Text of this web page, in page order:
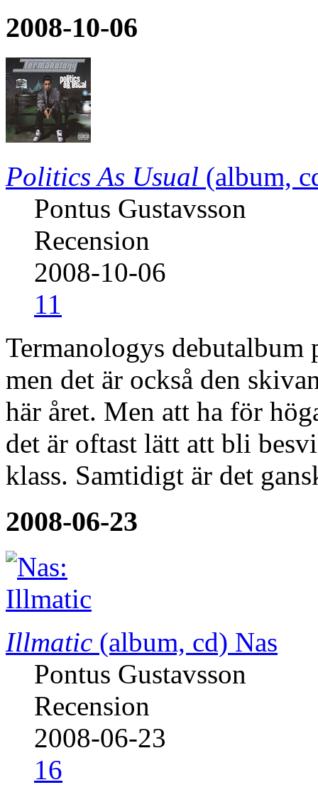
2008-10-06
Politics As Usual (album,
Pontus Gustavsson
Recension
2008-10-06
11
Termanologys debutalbum
men det är också den
här året. Men att ha för
det är oftast lätt att bli
klass. Samtidigt är det
2008-06-23
Illmatic (album, cd) Nas
Pontus Gustavsson
Recension
2008-06-23
16